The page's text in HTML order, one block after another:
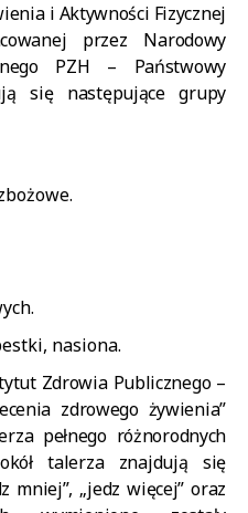
i Aktywności Fizycznej
przez Narodowy
PZH – Państwowy
się następujące grupy
nasiona.
Zdrowia Publicznego –
zdrowego żywienia”
pełnego różnorodnych
talerza znajdują się
mniej”, „jedz więcej” oraz